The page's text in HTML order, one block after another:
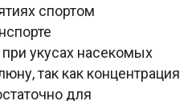
спортом
укусах насекомых
так как концентрация
для